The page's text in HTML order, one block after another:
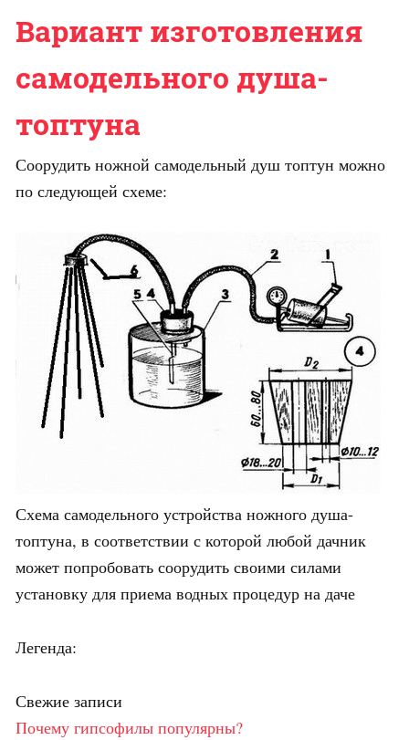
Вариант изготовления
самодельного душа-
топтуна
Соорудить ножной самодельный душ топтун можно
по следующей схеме:
Схема самодельного устройства ножного душа-
топтуна, в соответствии с которой любой дачник
может попробовать соорудить своими силами
установку для приема водных процедур на даче
Легенда:
Свежие записи
Почему гипсофилы популярны?